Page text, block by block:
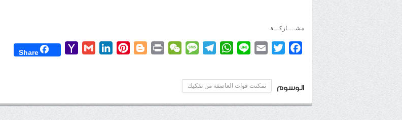
مشــــاركـــة
Facebook
Twitter
Email
Line
WhatsApp
Telegram
Message
WeChat
Print
Blogger
Pinterest
LinkedIn
Gmail
Yahoo
Share
الوسوم تمكنت قوات العاصفة من تفكيك